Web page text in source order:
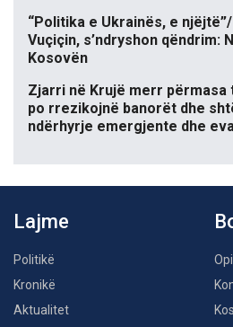
“Politika e Ukrainës, e
Vuçiçin, s’ndryshon qëndrim:
Kosovën
Zjarri në Krujë merr
po rrezikojnë banorët dhe
ndërhyrje emergjente dhe
Lajme
Politikë
Kronikë
Aktualitet